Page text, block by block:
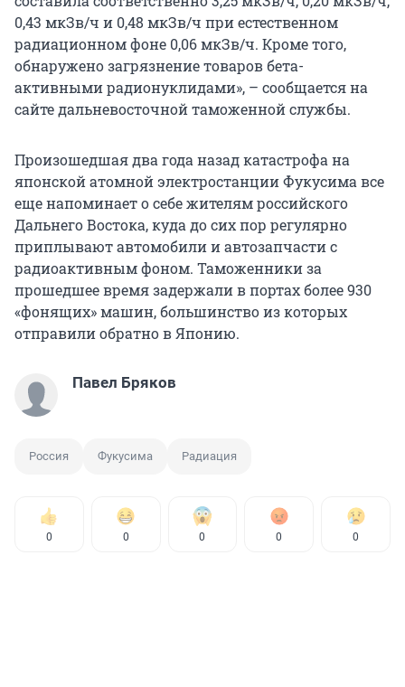
0,43 мкЗв/ч и 0,48 мкЗв/ч при естественном
радиационном фоне 0,06 мкЗв/ч. Кроме того,
обнаружено загрязнение товаров бета-
активными радионуклидами», – сообщается на
сайте дальневосточной таможенной службы.
Произошедшая два года назад катастрофа на
японской атомной электростанции Фукусима все
еще напоминает о себе жителям российского
Дальнего Востока, куда до сих пор регулярно
приплывают автомобили и автозапчасти с
радиоактивным фоном. Таможенники за
прошедшее время задержали в портах более 930
«фонящих» машин, большинство из которых
отправили обратно в Японию.
Павел Бряков
Россия Фукусима Радиация
0 0 0 0 0